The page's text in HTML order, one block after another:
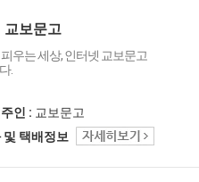
교보문고
우는 세상, 인터넷 교보문고
.
인 : 교보문고
및 택배정보